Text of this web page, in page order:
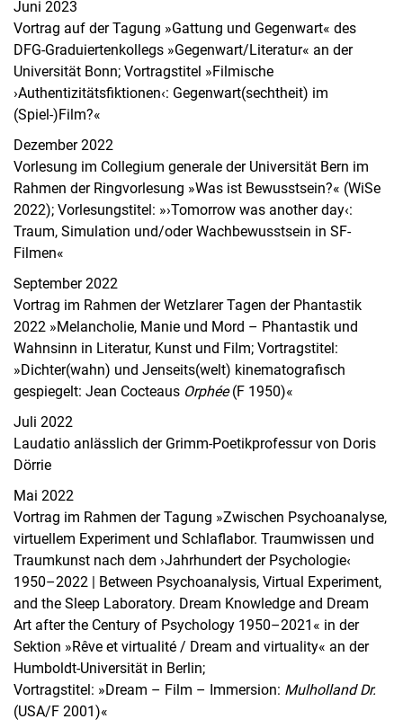
Juni 2023
Vortrag auf der Tagung »Gattung und Gegenwart« des
DFG-Graduiertenkollegs »Gegenwart/Literatur« an der
Universität Bonn; Vortragstitel »Filmische
›Authentizitätsfiktionen‹: Gegenwart(sechtheit) im
(Spiel-)Film?«
Dezember 2022
Vorlesung im Collegium generale der Universität Bern im
Rahmen der Ringvorlesung »Was ist Bewusstsein?« (WiSe
2022); Vorlesungstitel: »›Tomorrow was another day‹:
Traum, Simulation und/oder Wachbewusstsein in SF-
Filmen«
September 2022
Vortrag im Rahmen der Wetzlarer Tagen der Phantastik
2022 »Melancholie, Manie und Mord – Phantastik und
Wahnsinn in Literatur, Kunst und Film; Vortragstitel:
»Dichter(wahn) und Jenseits(welt) kinematografisch
gespiegelt: Jean Cocteaus Orphée(F 1950)«
Juli 2022
Laudatio anlässlich der Grimm-Poetikprofessur von Doris
Dörrie
Mai 2022
Vortrag im Rahmen der Tagung »Zwischen Psychoanalyse,
virtuellem Experiment und Schlaflabor. Traumwissen und
Traumkunst nach dem ›Jahrhundert der Psychologie‹
1950–2022 | Between Psychoanalysis, Virtual Experiment,
and the Sleep Laboratory. Dream Knowledge and Dream
Art after the Century of Psychology 1950–2021« in der
Sektion »Rêve et virtualité / Dream and virtuality« an der
Humboldt-Universität in Berlin;
Vortragstitel: »Dream – Film – Immersion: Mulholland Dr.
(USA/F 2001)«